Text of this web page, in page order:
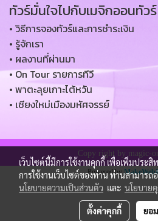
ทัวร์มั่นใจไปกับเมจิกออนทัวร์
• วิธีการจองทัวร์และการชำระเงิน
• รู้จักเรา
• ผลงานที่ผ่านมา
• On Tour รายการทีวี
• พาตะลุยเกาะไต้หวัน
• เชียงใหม่เมืองมหัศจรรย์
Copy right by magic-
Powered by
เว็บไซต์นี้มีการใช้งานคุกกี้ เพื่อเพิ่มประ
การใช้งานเว็บไซต์ของท่าน ท่านสามารถ
นโยบายความเป็นส่วนตัว และ นโยบาย
ตั้งค่าคุกกี้ ยอ